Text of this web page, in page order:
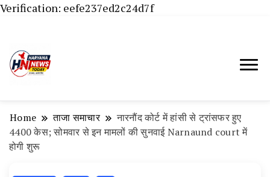
Verification: eefe237ed2c24d7f
हांसी, जींद और हरियाणा की ताजा खबरें
Haryana News Today, Haryana Live, Live
चैनल, Haryana News Today, Latest News
Hisar, Hisar Breaking News, Hansi News
Home ताजा समाचार
नारनौंद कोर्ट में हांसी से ट्रांसफर हुए
4400 केस; सोमवार से इन मामलों की सुनवाई Narnaund court में
होगी शुरू